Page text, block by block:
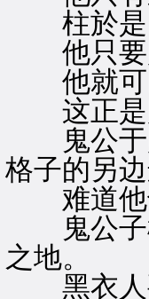
柱於是
他只要
他就可
这正是
鬼公于
格子的另
难道他
鬼公子
之地。
黑衣人要